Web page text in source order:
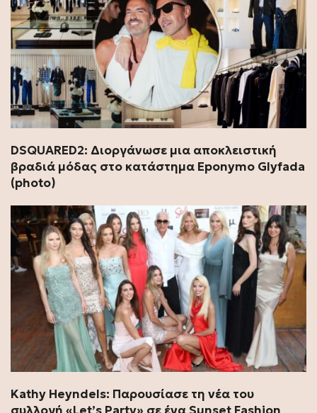
DSQUARED2: Διοργάνωσε μια αποκλειστική
βραδιά μόδας στο κατάστημα Eponymo Glyfada
(photo)
Kathy Heyndels: Παρουσίασε τη νέα του